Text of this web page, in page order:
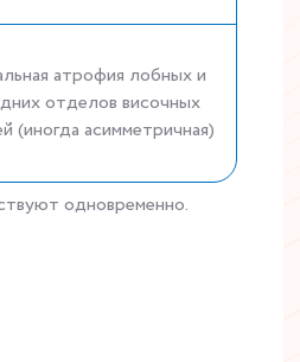
атрофия лобных и
отделов височных
(иногда асимметричная)
одновременно.